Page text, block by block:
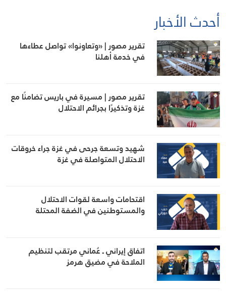
أحدث الأخبار
تقرير مصور | «وتعاونوا» تواصل عطاءها
في خدمة أهلنا
تقرير مصور | مسيرة في باريس تضامنًا مع
غزة وتذكيرًا بجرائم الاحتلال
شهيد وتسعة جرحى في غزة جراء خروقات
الاحتلال المتواصلة في غزة
اقتحامات واسعة لقوات الاحتلال
والمستوطنين في الضفة المحتلة
اتفاق إيراني ـ عُماني مرتقب لتنظيم
الملاحة في مضيق هرمز